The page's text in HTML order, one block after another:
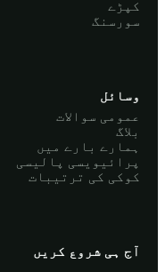
کپڑے
سورسنگ
وسائل
عمومی سوالات
بلاگ
ہمارے بارے میں
پرائیویسی پالیسی
کوکی کی ترتیبات
آج ہی شروع کریں